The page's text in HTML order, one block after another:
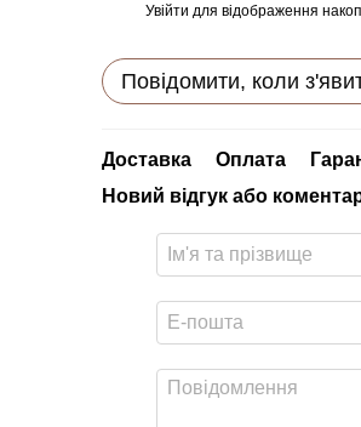
Увійти для відображення
Повідомити, коли
Доставка Оплата
Новий відгук або